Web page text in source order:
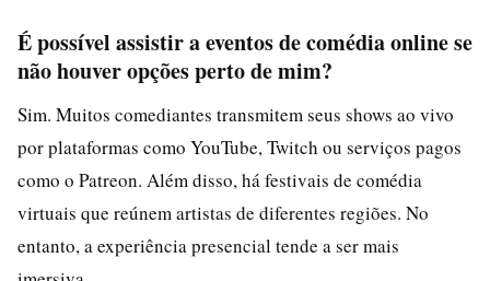
É possível assistir a eventos de comédia online se
não houver opções perto de mim?
Sim. Muitos comediantes transmitem seus shows ao vivo
por plataformas como YouTube, Twitch ou serviços pagos
como o Patreon. Além disso, há festivais de comédia
virtuais que reúnem artistas de diferentes regiões. No
entanto, a experiência presencial tende a ser mais